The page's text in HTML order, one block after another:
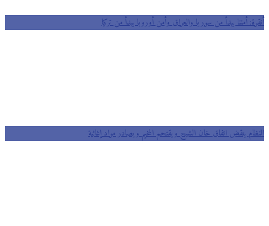
أنقرة: أمننا يبدأ من سوريا والعراق وأمن أوروبا يبدأ من تركيا
النظام ينقض اتفاق خان الشيح ويقتحم المخيم ويصادر مواد إغاثية